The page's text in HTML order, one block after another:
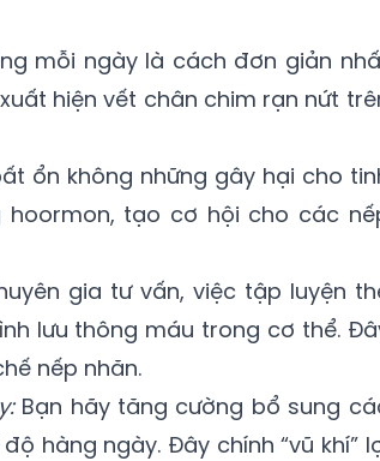
mỗi ngày là cách đơn giản
hiện vết chân chim rạn nứt
ổn không những gây hại cho
tạo cơ hội cho các
gia tư vấn, việc tập luyện
lưu thông máu trong cơ thể.
nếp nhăn.
Bạn hãy tăng cường bổ sung
hàng ngày. Đây chính “vũ khí”